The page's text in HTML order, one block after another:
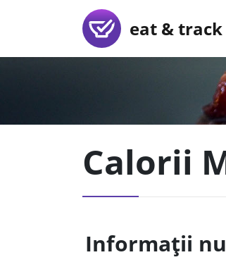
eat & track
Calorii
Informații